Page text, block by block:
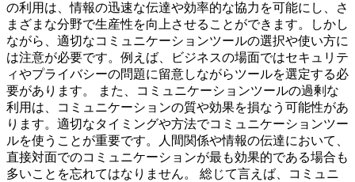
の利用は、情報の迅速な伝達や効率的な協力を可能にし、さ
まざまな分野で生産性を向上させることができます。しかし
ながら、適切なコミュニケーションツールの選択や使い方に
は注意が必要です。例えば、ビジネスの場面ではセキュリテ
ィやプライバシーの問題に留意しながらツールを選定する必
要があります。 また、コミュニケーションツールの過剰な
利用は、コミュニケーションの質や効果を損なう可能性があ
ります。適切なタイミングや方法でコミュニケーションツー
ルを使うことが重要です。人間関係や情報の伝達において、
直接対面でのコミュニケーションが最も効果的である場合も
多いことを忘れてはなりません。 総じて言えば、コミュニ